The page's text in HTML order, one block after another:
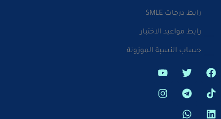
رابط درجات SMLE
رابط مواعيد الاختبار
حساب النسبة الموزونة